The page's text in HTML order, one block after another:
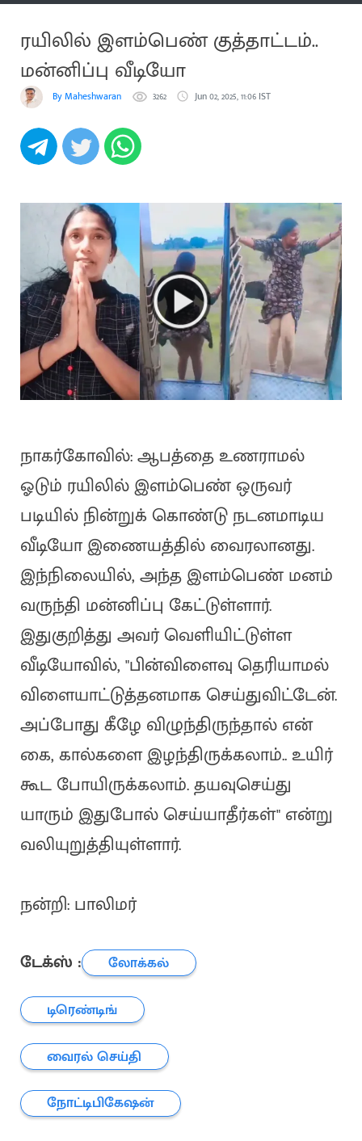
ரயிலில் இளம்பெண் குத்தாட்டம்..
மன்னிப்பு வீடியோ
By Maheshwaran 3262 Jun 02, 2025, 11:06 IST
நாகர்கோவில்: ஆபத்தை உணராமல்
ஓடும் ரயிலில் இளம்பெண் ஒருவர்
படியில் நின்றுக் கொண்டு நடனமாடிய
வீடியோ இணையத்தில் வைரலானது.
இந்நிலையில், அந்த இளம்பெண் மனம்
வருந்தி மன்னிப்பு கேட்டுள்ளார்.
இதுகுறித்து அவர் வெளியிட்டுள்ள
வீடியோவில், "பின்விளைவு தெரியாமல்
விளையாட்டுத்தனமாக செய்துவிட்டேன்.
அப்போது கீழே விழுந்திருந்தால் என்
கை, கால்களை இழந்திருக்கலாம்.. உயிர்
கூட போயிருக்கலாம். தயவுசெய்து
யாரும் இதுபோல் செய்யாதீர்கள்" என்று
வலியுறுத்தியுள்ளார்.
நன்றி: பாலிமர்
டேக்ஸ் :
லோக்கல்
டிரெண்டிங்
வைரல் செய்தி
நோட்டிபிகேஷன்